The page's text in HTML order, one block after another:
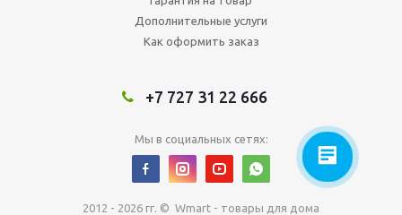
Дополнительные услуги
Как оформить заказ
+7 727 31 22 666
Мы в социальных сетях:
2012 - 2026 гг. © Wmart - товары для дома